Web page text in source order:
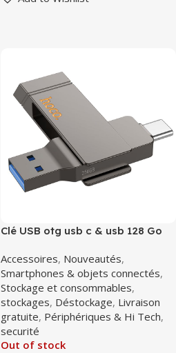
Clé USB otg usb c & usb 128 Go
Accessoires, Nouveautés,
Smartphones & objets connectés,
Stockage et consommables,
stockages, Déstockage, Livraison
gratuite, Périphériques & Hi Tech,
securité
Out of stock